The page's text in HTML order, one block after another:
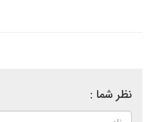
نظر شما :